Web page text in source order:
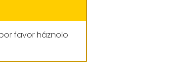
favor háznolo